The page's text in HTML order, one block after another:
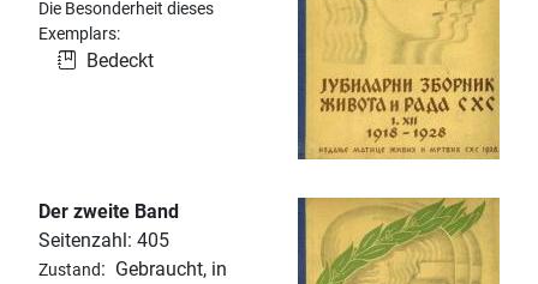
Die Besonderheit dieses
Exemplars:
Bedeckt
Der zweite Band
Seitenzahl: 405
Zustand: Gebraucht, in